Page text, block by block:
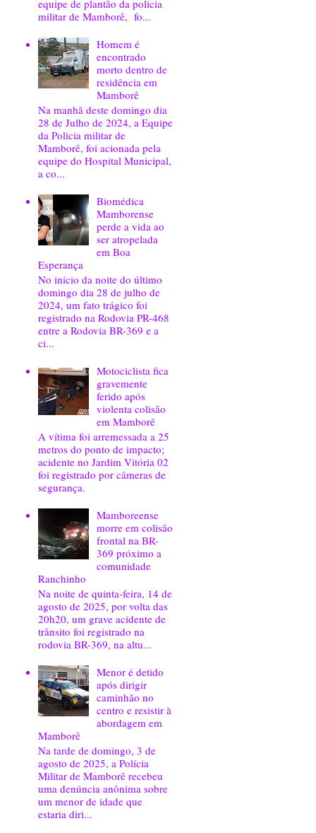
equipe de plantão da policia
militar de Mamborê, fo...
Homem é
encontrado
morto dentro de
residência em
Mamborê
Na manhã deste domingo dia
28 de Julho de 2024, a Equipe
da Policia militar de
Mamborê, foi acionada pela
equipe do Hospital Municipal,
a co...
Biomédica
Mamborense
perde a vida ao
ser atropelada
em Boa
Esperança
No início da noite do último
domingo dia 28 de julho de
2024, um fato trágico foi
registrado na Rodovia PR-468
entre a Rodovia BR-369 e a
ci...
Motociclista fica
gravemente
ferido após
violenta colisão
em Mamborê
A vítima foi arremessada a 25
metros do ponto de impacto;
acidente no Jardim Vitória 02
foi registrado por câmeras de
segurança.
Mamboreense
morre em colisão
frontal na BR-
369 próximo a
comunidade
Ranchinho
Na noite de quinta-feira, 14 de
agosto de 2025, por volta das
20h20, um grave acidente de
trânsito foi registrado na
rodovia BR-369, na altu...
Menor é detido
após dirigir
caminhão no
centro e resistir à
abordagem em
Mamborê
Na tarde de domingo, 3 de
agosto de 2025, a Polícia
Militar de Mamborê recebeu
uma denúncia anônima sobre
um menor de idade que
estaria diri...